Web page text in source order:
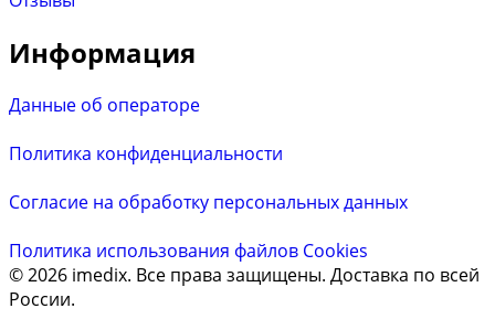
Информация
Данные об операторе
Политика конфиденциальности
Согласие на обработку персональных данных
Политика использования файлов Cookies
© 2026 imedix. Все права защищены. Доставка по всей
России.